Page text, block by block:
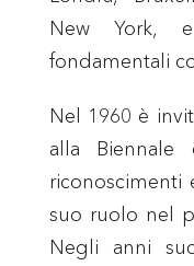
New York,
fondamentali
Nel 1960 è
alla Biennale
riconoscimenti
suo ruolo nel
Negli anni